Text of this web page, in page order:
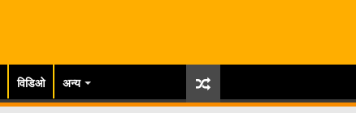
विडिओ अन्य